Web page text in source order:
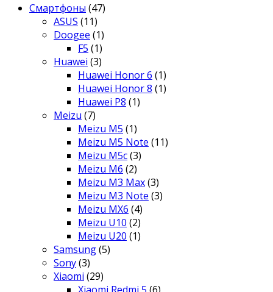
Смартфоны (47)
ASUS (11)
Doogee (1)
F5 (1)
Huawei (3)
Huawei Honor 6 (1)
Huawei Honor 8 (1)
Huawei P8 (1)
Meizu (7)
Meizu M5 (1)
Meizu M5 Note (11)
Meizu M5c(3)
Meizu M6 (2)
Meizu M3 Max(3)
Meizu M3 Note (3)
Meizu MX6 (4)
Meizu U10 (2)
Meizu U20 (1)
Samsung(5)
Sony(3)
Xiaomi (29)